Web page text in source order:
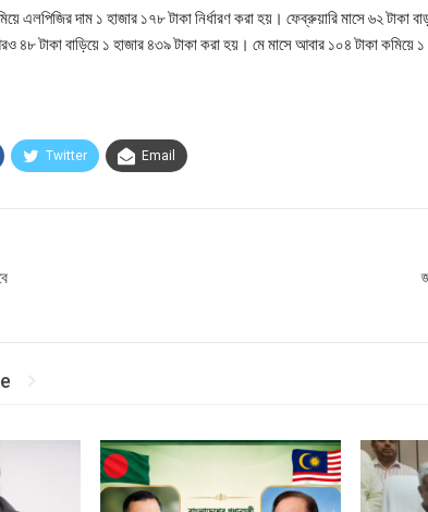
এলপিজির দাম ১ হাজার ১৭৮ টাকা নির্ধারণ করা হয়। ফেব্রুয়ারি মাসে ৬২ টাকা
৪৮ টাকা বাড়িয়ে ১ হাজার ৪৩৯ টাকা করা হয়। মে মাসে আবার ১০৪ টাকা কমিয়ে
Twitter Email